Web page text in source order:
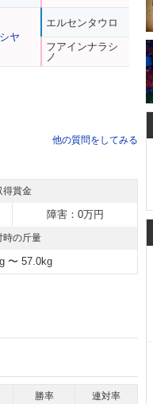
ヤ
エルセンタウロ
フアインナラシ
ノ
他の質問をしてみる
得賞金
障害：0万円
時の斤量
〜 57.0kg
勝率 連対率